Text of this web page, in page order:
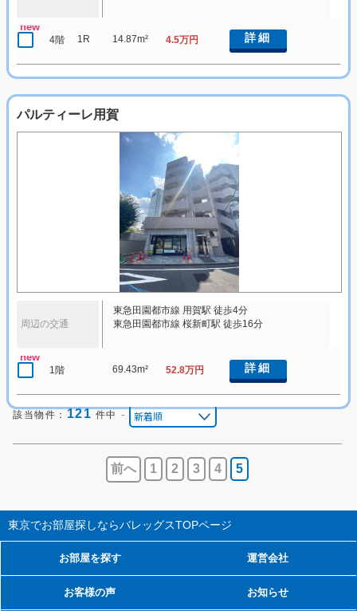
new
4階 1R 14.87m² 4.5万円 詳細
パルティーレ用賀
周辺の交通
東急田園都市線 用賀駅 徒歩4分
東急田園都市線 桜新町駅 徒歩16分
new
1階 69.43m² 52.8万円 詳細
該当物件： 121 件中 -
前へ 1 2 3 4 5
東京でお部屋探しならバレッグスTOPページ
お部屋を探す
お客様の声
運営会社
お知らせ